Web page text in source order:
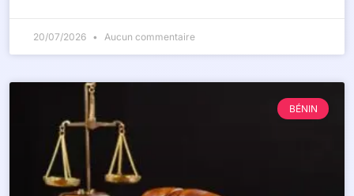
20/07/2026 Aucun commentaire
BÉNIN